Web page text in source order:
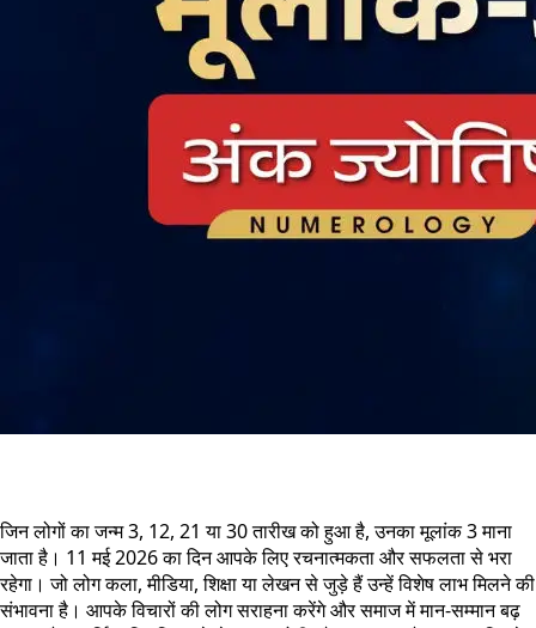
जिन लोगों का जन्म 3, 12, 21 या 30 तारीख को हुआ है, उनका मूलांक 3 माना
जाता है। 11 मई 2026 का दिन आपके लिए रचनात्मकता और सफलता से भरा
रहेगा। जो लोग कला, मीडिया, शिक्षा या लेखन से जुड़े हैं उन्हें विशेष लाभ मिलने की
संभावना है। आपके विचारों की लोग सराहना करेंगे और समाज में मान-सम्मान बढ़